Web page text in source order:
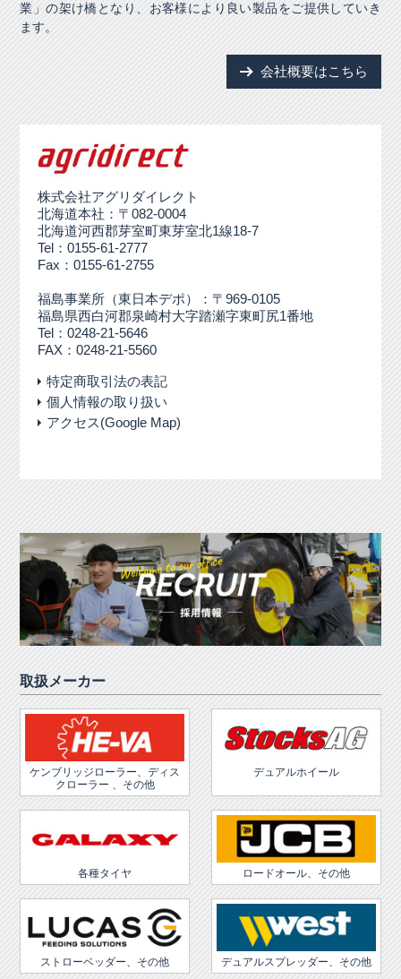
業」の架け橋となり、お客様により良い製品をご提供していき
ます。
会社概要はこちら
株式会社アグリダイレクト
北海道本社：〒082-0004
北海道河西郡芽室町東芽室北1線18-7
Tel：0155-61-2777
Fax：0155-61-2755
福島事業所（東日本デポ）：〒969-0105
福島県西白河郡泉崎村大字踏瀬字東町尻1番地
Tel：0248-21-5646
FAX：0248-21-5560
特定商取引法の表記
個人情報の取り扱い
アクセス(Google Map)
取扱メーカー
ケンブリッジローラー、ディス
クローラー 、その他
デュアルホイール
各種タイヤ ロードオール、その他
ストローベッダー、その他 デュアルスプレッダー、その他